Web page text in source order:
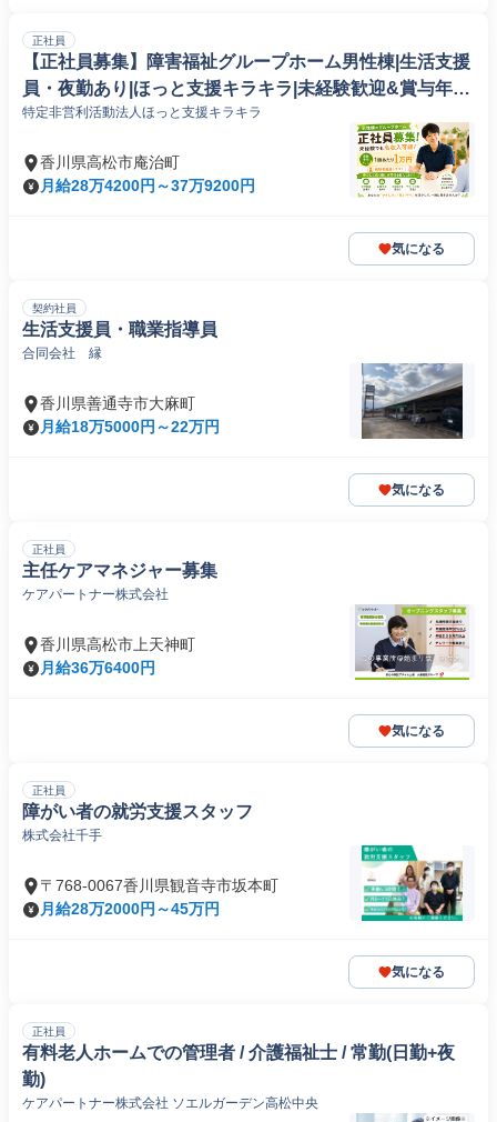
正社員
【正社員募集】障害福祉グループホーム男性棟|生活支援
員・夜勤あり|ほっと支援キラキラ|未経験歓迎&賞与年2
回|
特定非営利活動法人ほっと支援キラキラ
香川県高松市庵治町
月給28万4200円～37万9200円
気になる
契約社員
生活支援員・職業指導員
合同会社 縁
香川県善通寺市大麻町
月給18万5000円～22万円
気になる
正社員
主任ケアマネジャー募集
ケアパートナー株式会社
香川県高松市上天神町
月給36万6400円
気になる
正社員
障がい者の就労支援スタッフ
株式会社千手
〒768-0067香川県観音寺市坂本町
月給28万2000円～45万円
気になる
正社員
有料老人ホームでの管理者 / 介護福祉士 / 常勤(日勤+夜
勤)
ケアパートナー株式会社 ソエルガーデン高松中央